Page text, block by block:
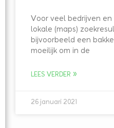
Voor veel bedrijven en
lokale (maps)
bijvoorbeeld een
moeilijk om in de
LEES VERDER »
26 januari 2021